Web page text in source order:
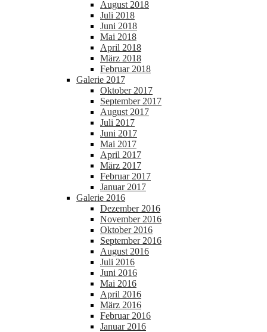
August 2018
Juli 2018
Juni 2018
Mai 2018
April 2018
März 2018
Februar 2018
Galerie 2017
Oktober 2017
September 2017
August 2017
Juli 2017
Juni 2017
Mai 2017
April 2017
März 2017
Februar 2017
Januar 2017
Galerie 2016
Dezember 2016
November 2016
Oktober 2016
September 2016
August 2016
Juli 2016
Juni 2016
Mai 2016
April 2016
März 2016
Februar 2016
Januar 2016